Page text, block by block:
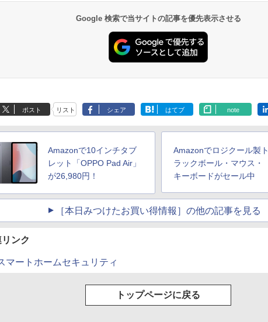
Google 検索で当サイトの記事を優先表示させる
ポスト リスト シェア はてブ note
Amazonで10インチタブ
レット「OPPO Pad Air」
が26,980円！
Amazonでロジクール製ト
ラックボール・マウス・
キーボードがセール中
［本日みつけたお買い得情報］の他の記事を見る
リンク
マートホームセキュリティ
トップページに戻る